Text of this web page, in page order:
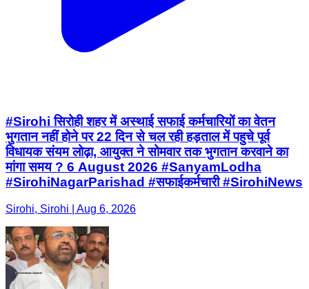
#Sirohi सिरोही शहर में अस्थाई सफाई कर्मचारियों का वेतन
भुगतान नहीं होने पर 22 दिन से चल रही हड़ताल में पहुचे पूर्व
विधायक संयम लोढ़ा, आयुक्त ने सोमवार तक भुगतान करवाने का
मांगा समय ? 6 August 2026 #SanyamLodha
#SirohiNagarParishad #सफाईकर्मचारी #SirohiNews
Sirohi, Sirohi | Aug 6, 2026